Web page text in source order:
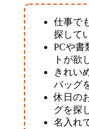
仕事で
探して
PCや書
トが欲
きれい
バッグ
休日の
グを探
名入れ